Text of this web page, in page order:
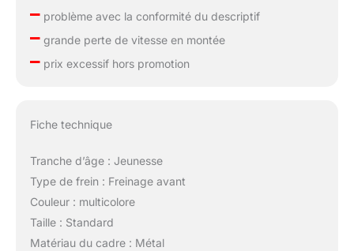
–problème avec la conformité du descriptif
–grande perte de vitesse en montée
–prix excessif hors promotion
Fiche technique
Tranche d’âge : Jeunesse
Type de frein : Freinage avant
Couleur : multicolore
Taille : Standard
Matériau du cadre : Métal